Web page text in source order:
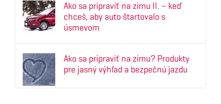
Ako sa pripraviť na zimu II. – keď
chceš, aby auto štartovalo s
úsmevom
Ako sa pripraviť na zimu? Produkty
pre jasný výhľad a bezpečnú jazdu